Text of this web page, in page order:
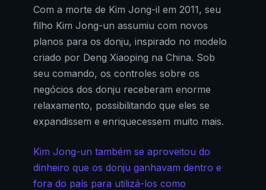
Com a morte de Kim Jong-il em 2011, seu
filho Kim Jong-un assumiu com novos
planos para os donju, inspirado no modelo
criado por Deng Xiaoping na China. Sob
seu comando, os controles sobre os
negócios dos donju receberam enorme
relaxamento, possibilitando que eles se
expandissem e enriquecessem muito mais.
Kim Jong-un também se aproveitou do
dinheiro que os donju ganhavam dentro e
fora do país para utilizá-los como